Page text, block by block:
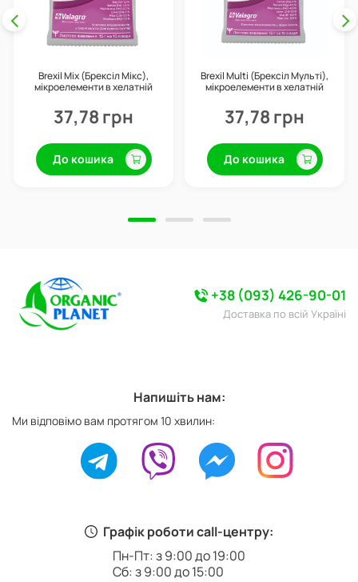
Brexil Mix (Брексіл Мікс),
мікроелементи в хелатній
37,78 грн
До кошика
Brexil Multi (Брексіл Мульті),
мікроелементи в хелатній
37,78 грн
До кошика
+38 (093) 426-90-01
Доставка по всій Україні
Графік роботи call-центру:
Пн-Пт: з 9:00 до 19:00
Сб: з 9:00 до 15:00
Напишіть нам:
Ми відповімо вам протягом 10 хвилин: